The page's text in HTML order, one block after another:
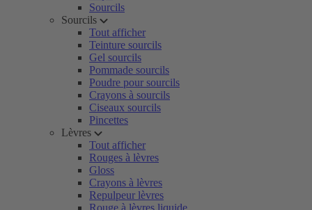
Sourcils
Sourcils
Tout afficher
Teinture sourcils
Gel sourcils
Pommade sourcils
Poudre pour sourcils
Crayons à sourcils
Ciseaux sourcils
Pincettes
Lèvres
Tout afficher
Rouges à lèvres
Gloss
Crayons à lèvres
Repulpeur lèvres
Rouge à lèvres liquide